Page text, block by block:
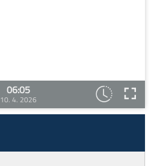
06:05
10. 4. 2026